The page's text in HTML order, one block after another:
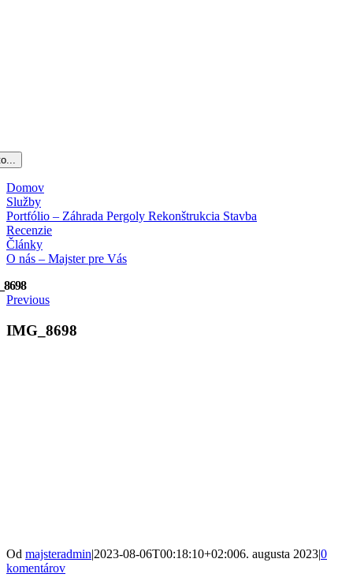
Domov
Služby
Portfólio – Záhrada Pergoly Rekonštrukcia Stavba
Recenzie
Články
O nás – Majster pre Vás
Previous
IMG_8698
Od majsteradmin|2023-08-06T00:18:10+02:006. augusta 2023|0
komentárov